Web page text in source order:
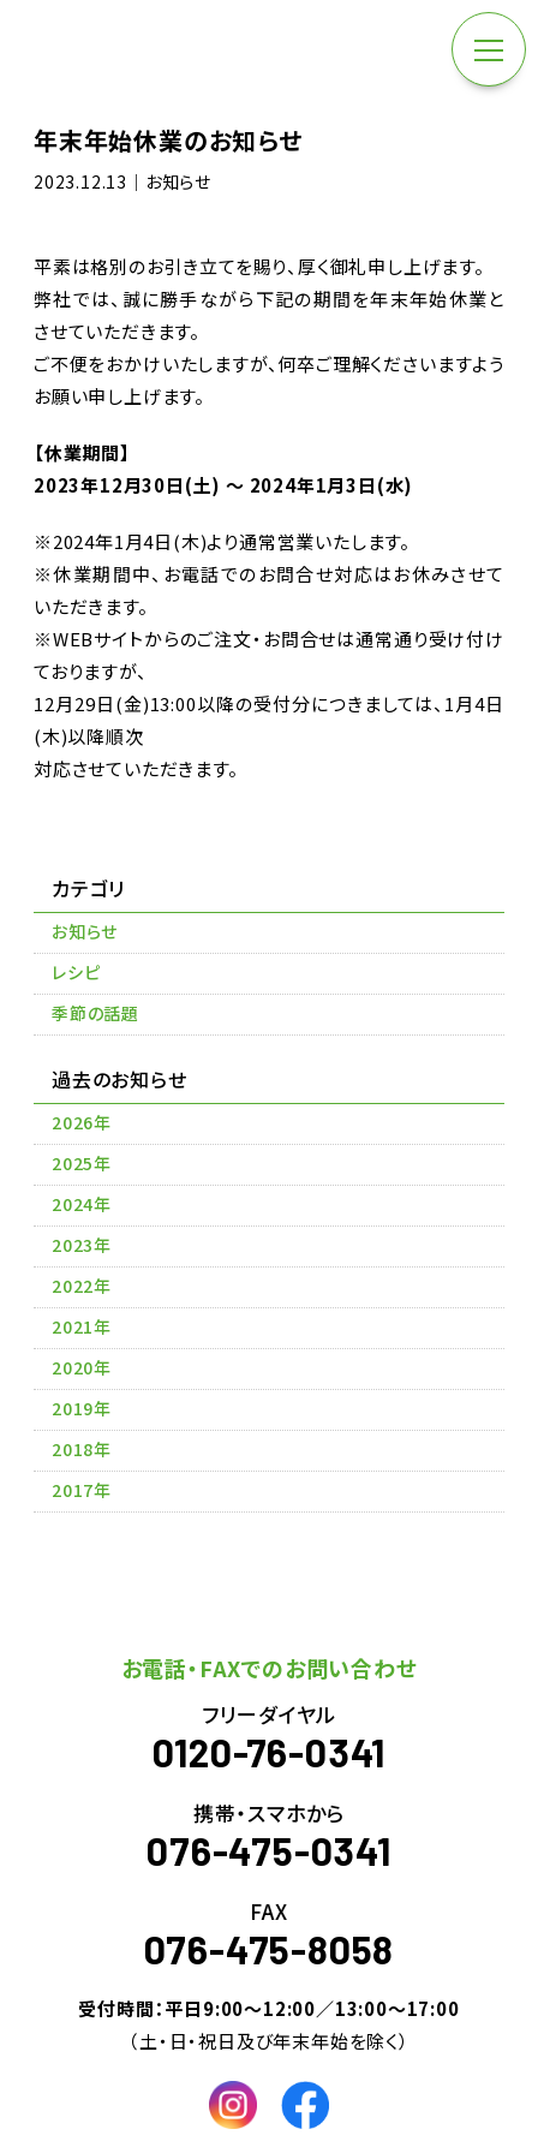
年末年始休業のお知らせ
2023.12.13｜お知らせ
平素は格別のお引き立てを賜り、厚く御礼申し上げます。
弊社では、誠に勝手ながら下記の期間を年末年始休業と
させていただきます。
ご不便をおかけいたしますが、何卒ご理解くださいますよう
お願い申し上げます。
【休業期間】
2023年12月30日(土) ～ 2024年1月3日(水)
※2024年1月4日(木)より通常営業いたします。
※休業期間中、お電話でのお問合せ対応はお休みさせて
いただきます。
※WEBサイトからのご注文・お問合せは通常通り受け付け
ておりますが、
12月29日(金)13:00以降の受付分につきましては、1月4日
(木)以降順次
対応させていただきます。
カテゴリ
お知らせ
レシピ
季節の話題
過去のお知らせ
2026年
2025年
2024年
2023年
2022年
2021年
2020年
2019年
2018年
2017年
お電話・FAXでのお問い合わせ
フリーダイヤル
0120-76-0341
携帯・スマホから
076-475-0341
FAX
076-475-8058
受付時間：平日9:00～12:00／13:00～17:00
（土・日・祝日及び年末年始を除く）